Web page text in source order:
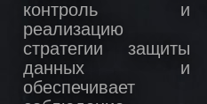
контроль и
реализацию
стратегии защиты
данных и
обеспечивает